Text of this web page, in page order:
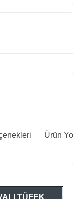
Ürün
TÜFEK